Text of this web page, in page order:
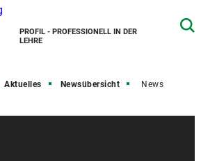
PROFIL - PROFESSIONELL IN DER
LEHRE
Aktuelles Newsübersicht News